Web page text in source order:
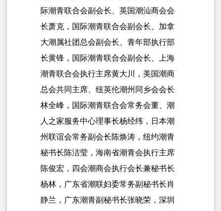
际潮青联合会副会长、英国潮汕商会会
长萧克，国际潮青联合会副会长、加拿
大潮属社团总会副会长、青年部执行部
长黄锋，国际潮青联合会副会长、上海
潮青联合会执行主席黄大川，美国潮商
总会共同主席、纽英伦潮州同乡会会长
林全峰，国际潮青联合会常务会董、潮
人之家服务中心理事长杨经纬，日本潮
州联谊会常务副会长陈焕涛，纽约潮青
秘书长陈洁莹，海南省潮青会执行主席
陈俊宏，四会潮商会执行会长兼秘书长
杨林，广东省潮联妇委常务副秘书长肖
静兰，广东潮青副秘书长张晓荣，深圳